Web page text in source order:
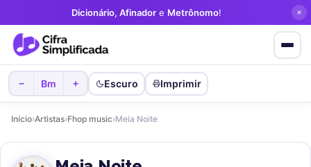
Favorite cifrassem criar conta!
− Bm + Escuro Imprimir
Início›Artistas›Fhop music›Meia Noite